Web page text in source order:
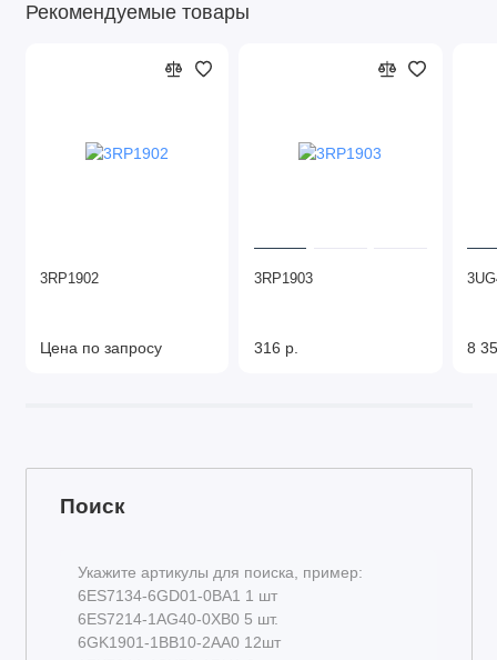
Рекомендуемые товары
3RP1902
Цена по запросу
3RP1903
316 р. 8
Поиск